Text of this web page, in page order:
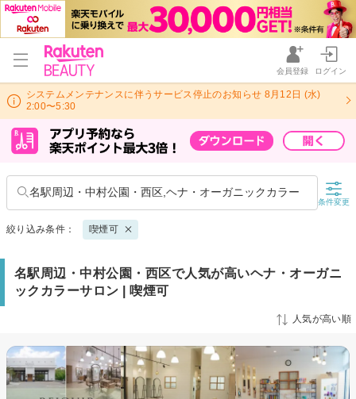
会員登録 ログイン
システムメンテナンスに伴うサービス停止のお知らせ 8月12日 (水)
2:00〜5:30
名駅周辺・中村公園・西区,ヘナ・オーガニックカラー
条件変更
絞り込み条件： 喫煙可
名駅周辺・中村公園・西区で人気が高いヘナ・オーガニ
ックカラーサロン | 喫煙可
人気が高い順